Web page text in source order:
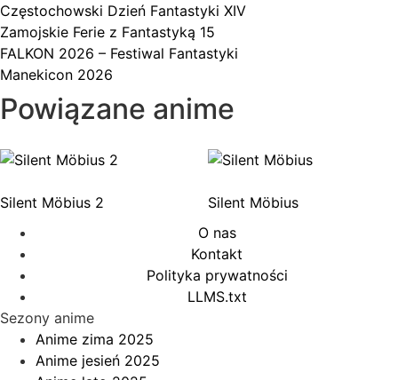
Częstochowski Dzień Fantastyki XIV
Zamojskie Ferie z Fantastyką 15
FALKON 2026 – Festiwal Fantastyki
Manekicon 2026
Powiązane anime
Silent Möbius 2
Silent Möbius
O nas
Kontakt
Polityka prywatności
LLMS.txt
Sezony anime
Anime zima 2025
Anime jesień 2025